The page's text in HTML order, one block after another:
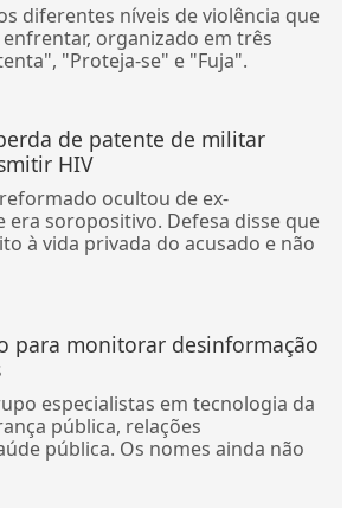
diferentes níveis de violência que
organizado em três
"Proteja-se" e "Fuja".
de patente de militar
HIV
ocultou de ex-
era soropositivo. Defesa disse que
à vida privada do acusado e não
para monitorar desinformação
especialistas em tecnologia da
pública, relações
pública. Os nomes ainda não